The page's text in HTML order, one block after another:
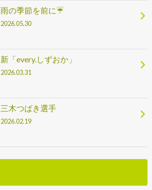
雨の季節を前に☔
2026.05.30
新「every.しずおか」
2026.03.31
三木つばき選手
2026.02.19